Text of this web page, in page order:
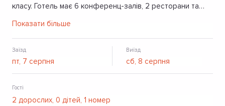
класу. Готель має 6 конференц-залів, 2 ресторани та
послугами готелю – парковкою, безкоштовною
камерою схову, тренажерним залом.
Показати більше
Заїзд Виїзд
Гості